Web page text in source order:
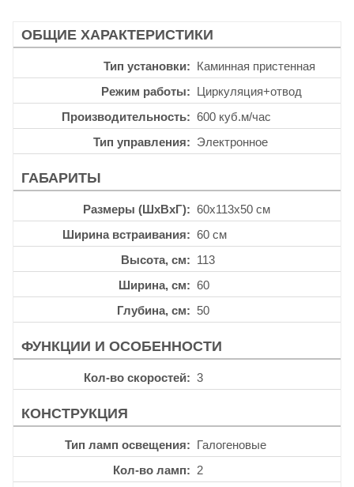
ОБЩИЕ ХАРАКТЕРИСТИКИ
Тип установки
Каминная пристенная
Режим работы
Циркуляция+отвод
Производительность
600 куб.м/час
Тип управления
Электронное
ГАБАРИТЫ
Размеры (ШхВхГ)
60x113x50 см
Ширина встраивания
60 см
Высота, см
113
Ширина, см
60
Глубина, см
50
ФУНКЦИИ И ОСОБЕННОСТИ
Кол-во скоростей 3
КОНСТРУКЦИЯ
Тип ламп освещения
Галогеновые
Кол-во ламп
2